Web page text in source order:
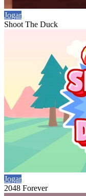
Jogar
Shoot The Duck
Jogar
2048 Forever